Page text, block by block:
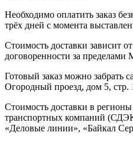
Необходимо оплатить заказ
трёх дней с момента
Стоимость доставки зависит
договоренности за
Готовый заказ можно забрать
Огородный проезд, дом 5, стр.
Стоимость доставки в регионы
транспортных компаний
«Деловые линии», «Байкал